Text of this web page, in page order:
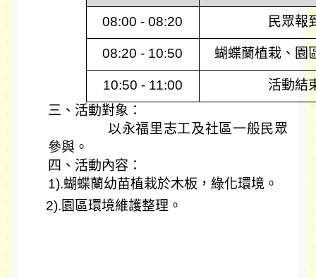
08:00 - 08:20
民眾報
08:20 - 10:50 蝴蝶蘭植栽、園
10:50 - 11:00
活動結
三、活動對象：
以永福里志工及社區一般民眾
參與。
四、活動內容：
1).蝴蝶蘭幼苗植栽於木板，綠化環境。
2).園區環境維護整理。